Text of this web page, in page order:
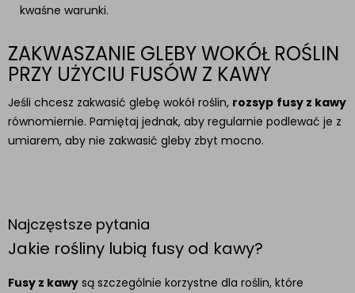
kwaśne warunki.
ZAKWASZANIE GLEBY WOKÓŁ ROŚLIN
PRZY UŻYCIU FUSÓW Z KAWY
Jeśli chcesz zakwasić glebę wokół roślin, rozsyp fusy z kawy
równomiernie. Pamiętaj jednak, aby regularnie podlewać je z
umiarem, aby nie zakwasić gleby zbyt mocno.
Najczęstsze pytania
Jakie rośliny lubią fusy od kawy?
Fusy z kawy są szczególnie korzystne dla roślin, które